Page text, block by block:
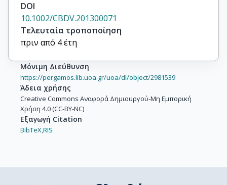
DOI
10.1002/CBDV.201300071
Τελευταία τροποποίηση
πριν από 4 έτη
Μόνιμη Διεύθυνση
https://pergamos.lib.uoa.gr/uoa/dl/object/2981539
Άδεια χρήσης
Creative Commons Αναφορά Δημιουργού-Μη Εμπορική
Χρήση 4.0 (CC-BY-NC)
Εξαγωγή Citation
BibTeX,RIS